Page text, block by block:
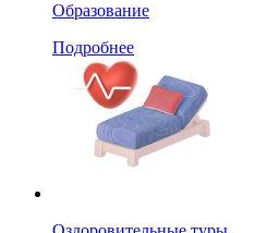
Образование
Подробнее